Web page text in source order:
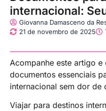
internacional:
Giovanna Damasceno da
21 de novembro de 2025
Acompanhe este artigo
documentos essenciais
internacional sem dor de
Viajar para destinos